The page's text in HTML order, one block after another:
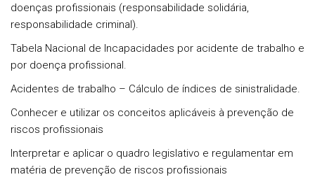
doenças profissionais (responsabilidade solidária,
responsabilidade criminal).
Tabela Nacional de Incapacidades por acidente de trabalho e
por doença profissional.
Acidentes de trabalho – Cálculo de índices de sinistralidade.
Conhecer e utilizar os conceitos aplicáveis à prevenção de
riscos profissionais
Interpretar e aplicar o quadro legislativo e regulamentar em
matéria de prevenção de riscos profissionais